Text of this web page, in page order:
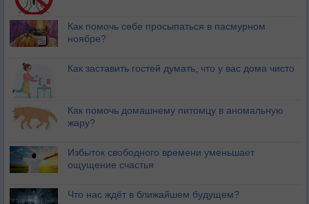
Как помочь себе просыпаться в пасмурном
ноябре?
Как заставить гостей думать, что у вас дома чисто
Как помочь домашнему питомцу в аномальную
жару?
Избыток свободного времени уменьшает
ощущение счастья
Что нас ждёт в ближайшем будущем?